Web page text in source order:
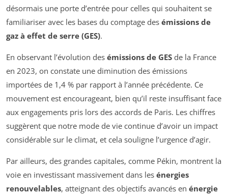
désormais une porte d’entrée pour celles qui souhaitent se
familiariser avec les bases du comptage des émissions de
gaz à effet de serre (GES).
En observant l’évolution des émissions de GES de la France
en 2023, on constate une diminution des émissions
importées de 1,4 % par rapport à l’année précédente. Ce
mouvement est encourageant, bien qu’il reste insuffisant face
aux engagements pris lors des accords de Paris. Les chiffres
suggèrent que notre mode de vie continue d’avoir un impact
considérable sur le climat, et cela souligne l’urgence d’agir.
Par ailleurs, des grandes capitales, comme Pékin, montrent la
voie en investissant massivement dans les énergies
renouvelables, atteignant des objectifs avancés en énergie